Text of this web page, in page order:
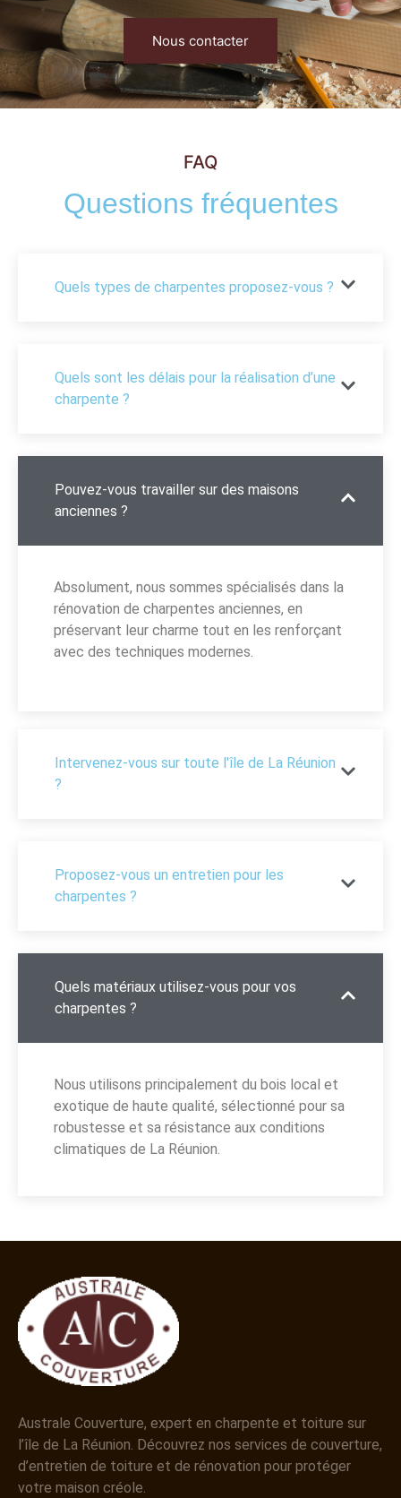
Nous contacter
FAQ
Questions fréquentes
Quels types de charpentes proposez-vous ?
Quels sont les délais pour la réalisation d’une
charpente ?
Pouvez-vous travailler sur des maisons
anciennes ?
Absolument, nous sommes spécialisés dans la
rénovation de charpentes anciennes, en
préservant leur charme tout en les renforçant
avec des techniques modernes.
Intervenez-vous sur toute l'île de La Réunion
?
Proposez-vous un entretien pour les
charpentes ?
Quels matériaux utilisez-vous pour vos
charpentes ?
Nous utilisons principalement du bois local et
exotique de haute qualité, sélectionné pour sa
robustesse et sa résistance aux conditions
climatiques de La Réunion.
Australe Couverture, expert en charpente et toiture sur
l’île de La Réunion. Découvrez nos services de couverture,
d’entretien de toiture et de rénovation pour protéger
votre maison créole.